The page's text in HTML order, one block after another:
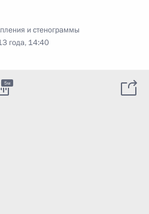
и стенограммы
года, 14:40
5м